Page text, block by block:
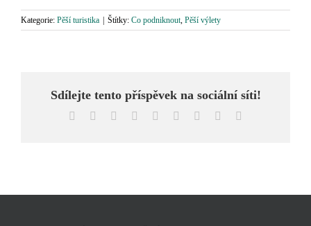
Kategorie: Pěší turistika Štítky: Co podniknout, Pěší výlety
Sdílejte tento příspěvek na sociální síti!
Facebook Reddit LinkedInWhatsApp
TumblrPinterest